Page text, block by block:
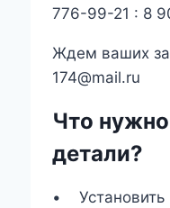
776-99-21 : 8
Ждем ваших
174@mail.ru
Что
детали?
• Установить